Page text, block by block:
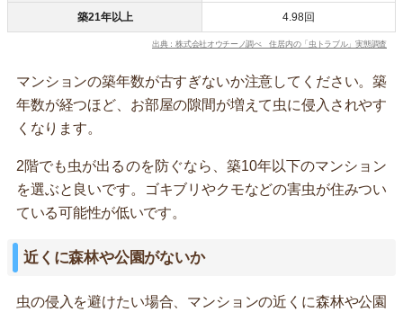
築21年以上 4.98回
出典：株式会社オウチーノ調べ 住居内の「虫トラブル」実態調査
マンションの築年数が古すぎないか注意してください。築
年数が経つほど、お部屋の隙間が増えて虫に侵入されやす
くなります。
2階でも虫が出るのを防ぐなら、築10年以下のマンション
を選ぶと良いです。ゴキブリやクモなどの害虫が住みつい
ている可能性が低いです。
近くに森林や公園がないか
虫の侵入を避けたい場合、マンションの近くに森林や公園